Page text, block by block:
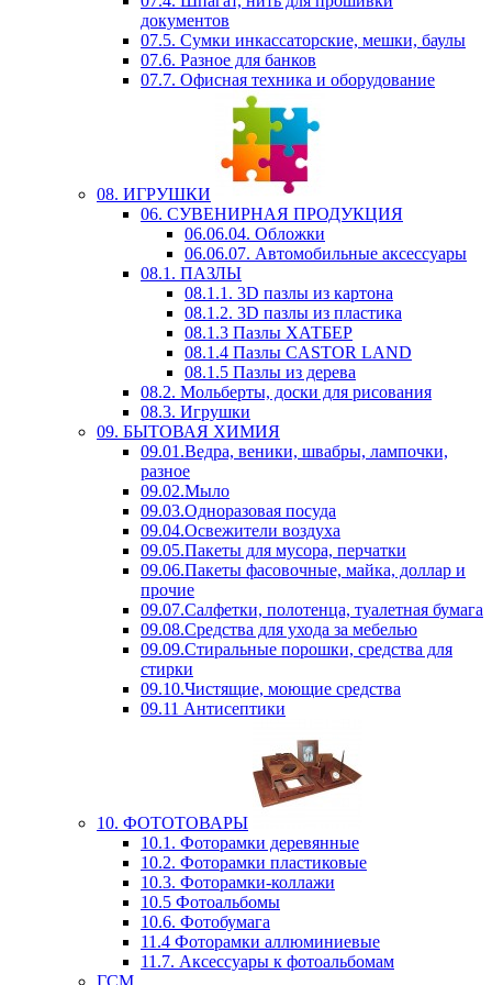
документов
07.5. Сумки инкассаторские, мешки, баулы
07.6. Разное для банков
07.7. Офисная техника и оборудование
08. ИГРУШКИ
06. СУВЕНИРНАЯ ПРОДУКЦИЯ
06.06.04. Обложки
06.06.07. Автомобильные аксессуары
08.1. ПАЗЛЫ
08.1.1. 3D пазлы из картона
08.1.2. 3D пазлы из пластика
08.1.3 Пазлы ХАТБЕР
08.1.4 Пазлы CASTOR LAND
08.1.5 Пазлы из дерева
08.2. Мольберты, доски для рисования
08.3. Игрушки
09. БЫТОВАЯ ХИМИЯ
09.01.Ведра, веники, швабры, лампочки,
разное
09.02.Мыло
09.03.Одноразовая посуда
09.04.Освежители воздуха
09.05.Пакеты для мусора, перчатки
09.06.Пакеты фасовочные, майка, доллар и
прочие
09.07.Салфетки, полотенца, туалетная бумага
09.08.Средства для ухода за мебелью
09.09.Стиральные порошки, средства для
стирки
09.10.Чистящие, моющие средства
09.11 Антисептики
10. ФОТОТОВАРЫ
10.1. Фоторамки деревянные
10.2. Фоторамки пластиковые
10.3. Фоторамки-коллажи
10.5 Фотоальбомы
10.6. Фотобумага
11.4 Фоторамки аллюминиевые
11.7. Аксессуары к фотоальбомам
ГСМ